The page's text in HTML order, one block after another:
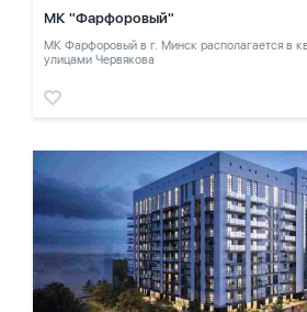
МК "Фарфоровый"
МК Фарфоровый в г. Минск располагается в
улицами Червякова